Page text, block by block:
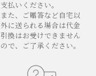
支払いください。
また、ご贈答など自宅以
外に送られる場合は代金
引換はお受けできません
ので、ご了承ください。